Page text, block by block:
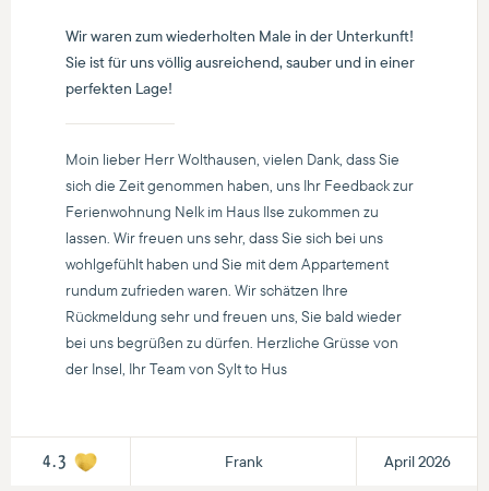
Wir waren zum wiederholten Male in der Unterkunft!
Sie ist für uns völlig ausreichend, sauber und in einer
perfekten Lage!
Moin lieber Herr Wolthausen, vielen Dank, dass Sie
sich die Zeit genommen haben, uns Ihr Feedback zur
Ferienwohnung Nelk im Haus Ilse zukommen zu
lassen. Wir freuen uns sehr, dass Sie sich bei uns
wohlgefühlt haben und Sie mit dem Appartement
rundum zufrieden waren. Wir schätzen Ihre
Rückmeldung sehr und freuen uns, Sie bald wieder
bei uns begrüßen zu dürfen. Herzliche Grüsse von
der Insel, Ihr Team von Sylt to Hus
4.3 Frank April 2026